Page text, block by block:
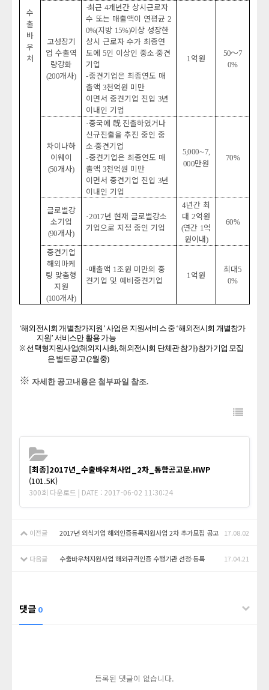
수
출
바
우
처
고성장기
업 수출역
량강화
(200개사)
·최근4개년간 상시근로자
수 또는 매출액이 연평균 2
0%(지방 15%)이상 성장한
상시 근로자 수가 최종연
도에 5인 이상인 중소·중견
기업
-중견기업은 최종연도 매
출액 3천억원 미만
이면서 중견기업 진입 3년
이내인 기업
1억원 50～7
0%
차이나하
이웨이
(50개사)
·중국에 旣 진출하였거나
신규진출을 추진 중인 중
소·중견기업
-중견기업은 최종연도 매
출액 3천억원 미만
이면서 중견기업 진입 3년
이내인 기업
5,000∼7,
000만원 70%
글로벌강
소기업
(90개사)
· 2017년 현재 글로벌강소
기업으로 지정 중인 기업
4년간 최
대2억원
(연간 1억
원이내)
60%
중견기업
해외마케
팅 맞춤형
지원
(100개사)
· 매출액 1조원 미만의 중
견기업 및 예비중견기업
1억원
최대5
0%
‘해외전시회 개별참가지원’ 사업은 지원서비스 중 ‘해외전시회 개별참가
지원’ 서비스만 활용 가능
※선택형지원사업(해외지사화,해외전시회 단체관 참가)참가기업 모집
은 별도공고(2월중)
※자세한 공고내용은 첨부파일 참조.
[최종]2017년_수출바우처사업_2차_통합공고문.HWP
(101.5K)
300회 다운로드 | DATE : 2017-06-02 11:30:24
이전글 2017년 외식기업 해외인증등록지원사업 2차 추가모집 공고 17.08.02
다음글 수출바우처지원사업 해외규격인증 수행기관 선정·등록 17.04.21
댓글 0
등록된 댓글이 없습니다.